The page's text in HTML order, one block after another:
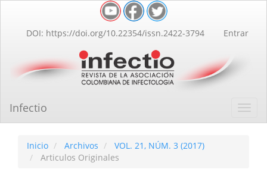
Contenido
principal
lateral
DOI: https://doi.org/10.22354/issn.2422-3794 Entrar
Infectio
Inicio Archivos
VOL. 21, NÚM. 3 (2017)
Articulos Originales